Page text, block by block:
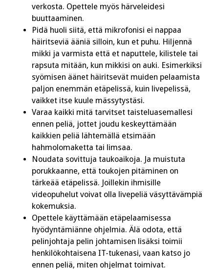
verkosta. Opettele myös härveleidesi
buuttaaminen.
Pidä huoli siitä, että mikrofonisi ei nappaa
häiritseviä ääniä silloin, kun et puhu. Hiljennä
mikki ja varmista että et naputtele, kilistele tai
rapsuta mitään, kun mikkisi on auki. Esimerkiksi
syömisen äänet häiritsevät muiden pelaamista
paljon enemmän etäpelissä, kuin livepelissä,
vaikket itse kuule mässytystäsi.
Varaa kaikki mitä tarvitset taisteluasemallesi
ennen peliä, jottet joudu keskeyttämään
kaikkien peliä lähtemällä etsimään
hahmolomaketta tai limsaa.
Noudata sovittuja taukoaikoja. Ja muistuta
porukkaanne, että toukojen pitäminen on
tärkeää etäpelissä. Joillekin ihmisille
videopuhelut voivat olla livepeliä väsyttävämpiä
kokemuksia.
Opettele käyttämään etäpelaamisessa
hyödyntämiänne ohjelmia. Älä odota, että
pelinjohtaja pelin johtamisen lisäksi toimii
henkilökohtaisena IT-tukenasi, vaan katso jo
ennen peliä, miten ohjelmat toimivat.